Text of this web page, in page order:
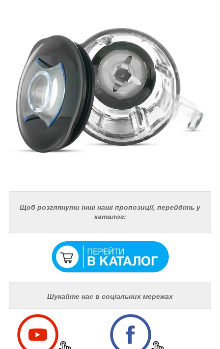
Щоб розглянути інші наші пропозиції, перейдіть у
каталог:
Шукайте нас в соціальних мережах